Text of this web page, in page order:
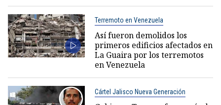
Terremoto en Venezuela
Así fueron demolidos los
primeros edificios afectados en
La Guaira por los terremotos
en Venezuela
Cártel Jalisco Nueva Generación